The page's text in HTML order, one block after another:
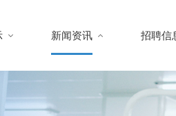
新闻资讯 招聘信